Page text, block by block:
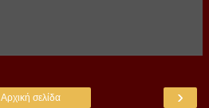
›
Αρχική σελίδα